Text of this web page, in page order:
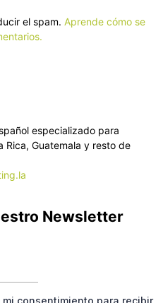
el spam. Aprende cómo se
especializado para
Rica, Guatemala y resto de
Newsletter